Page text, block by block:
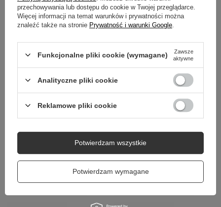
OPINIE (10)
Potrzebujesz pomocy? Masz pytania?
dla innych.
Zadaj pytanie
przechowywania lub dostępu do cookie w Twojej przeglądarce.
Więcej informacji na temat warunków i prywatności można
znaleźć także na stronie Prywatność i warunki Google
Funkcjonalne pliki cookie (wymagane)
Zawsze
aktywne
Analityczne pliki cookie
Reklamowe pliki cookie
Potwierdzam wymagane
Potwierdzam wszystkie